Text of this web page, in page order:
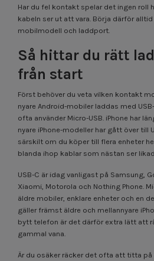
Har du fel kontakt spelar det ingen roll
kabeln ser ut att vara. Börja därför
mobilmodell och laddport.
Så hittar du rätt
från start
Först behöver du veta vilken kontakt
nyare Android-mobiler laddas med
ofta använder Micro-USB. iPhone har
nyare iPhone-modeller har gått över till
särskilt om du köper till flera enheter
blanda ihop kablar som nästan ser
USB-C är idag vanligast på Samsung,
Xiaomi, Motorola och Nothing Phone.
äldre mobiler, enklare enheter och en
gäller främst äldre och mellannyare
bytt telefon är det därför extra lätt att
gammal vana.
Är du osäker räcker det ofta att titta på